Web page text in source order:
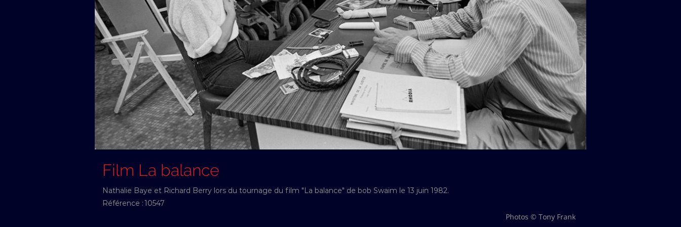
Film La balance
Nathalie Baye et Richard Berry lors du tournage du film "La balance" de bob Swaim le 13 juin 1982.
Référence :10547
Photos © Tony Frank